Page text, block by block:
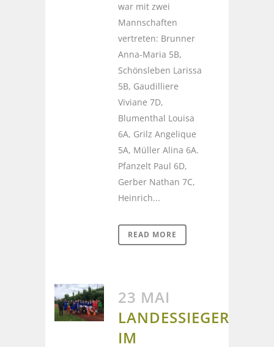
war mit zwei
Mannschaften
vertreten: Brunner
Anna-Maria 5B,
Schönsleben Larissa
5B, Gaudilliere
Viviane 7D,
Blumenthal Louisa
6A, Grilz Angelique
5A, Müller Alina 6A.
Pfanzelt Paul 6D,
Gerber Nathan 7C,
Heinrich...
READ MORE
23 MAI
LANDESSIEGER
IM